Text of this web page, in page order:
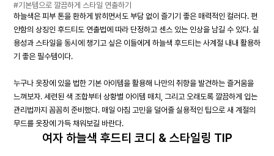
#기본템으로 깔끔하게 스타일 연출하기
하늘색은 피부 톤을 환하게 밝히면서도 부담 없이 즐기기 좋은 매력적인 컬러다. 편
안함의 상징인 후드티도 연출법에 따라 단정하고 센스 있는 인상을 남길 수 있다. 실
용성과 스타일을 동시에 챙기고 싶은 이들에게 하늘색 후드티는 사계절 내내 활용하
기 좋은 필수템이다.
누구나 옷장에 있을 법한 기본 아이템을 활용해 나만의 취향을 발견하는 즐거움을
느껴보자. 세련된 색 조합부터 상황별 아이템 매치, 그리고 오래도록 깔끔하게 입는
관리법까지 꼼꼼히 준비했다. 매일 아침 고민을 덜어줄 실용적인 팁으로 새 계절의
무드를 옷장에 가득 채워보길 바란다.
여자 하늘색 후드티 코디 & 스타일링 TIP